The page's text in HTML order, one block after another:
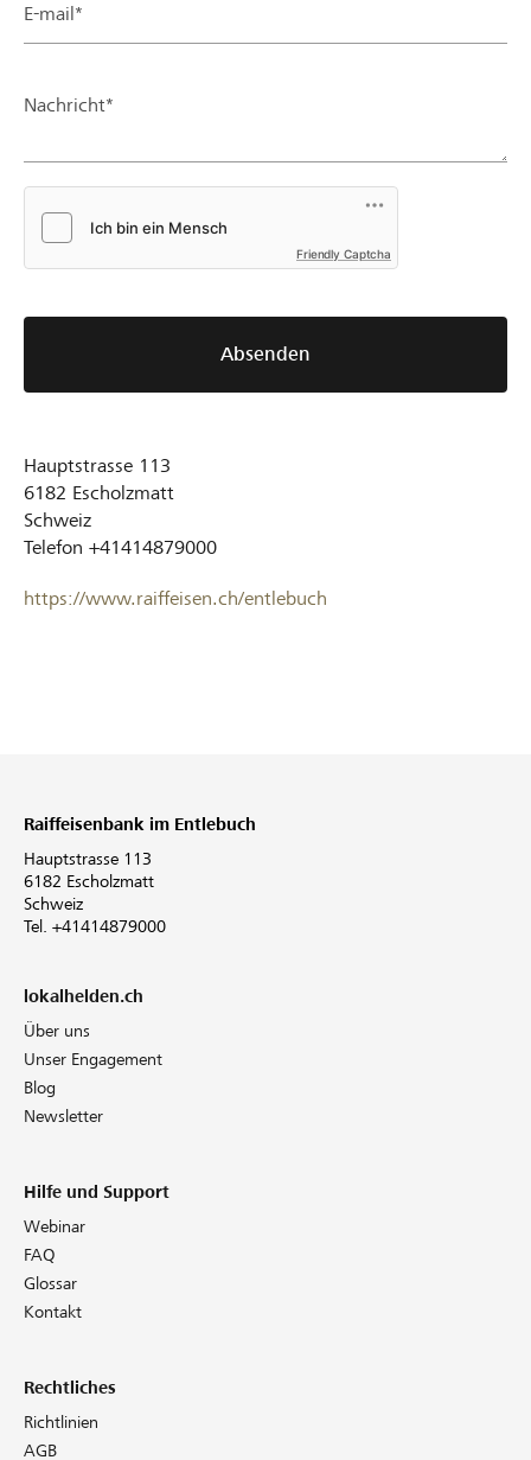
E-mail*
Nachricht*
Friendly Captcha
Absenden
Hauptstrasse 113
6182 Escholzmatt
Schweiz
Telefon +41414879000
https://www.raiffeisen.ch/entlebuch
Raiffeisenbank im Entlebuch
Hauptstrasse 113
6182 Escholzmatt
Schweiz
Tel. +41414879000
lokalhelden.ch
Über uns
Unser Engagement
Blog
Newsletter
Hilfe und Support
Webinar
FAQ
Glossar
Kontakt
Rechtliches
Richtlinien
AGB